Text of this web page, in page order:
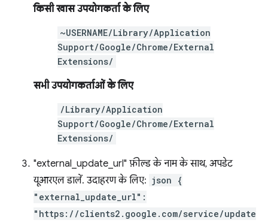
किसी खास उपयोगकर्ता के लिए
~USERNAME/Library/Application
Support/Google/Chrome/External
Extensions/
सभी उपयोगकर्ताओं के लिए
/Library/Application
Support/Google/Chrome/External
Extensions/
"external_update_url" फ़ील्ड के नाम के साथ, अपडेट
यूआरएल डालें. उदाहरण के लिए: json {
"external_update_url":
"https://clients2.google.com/service/update